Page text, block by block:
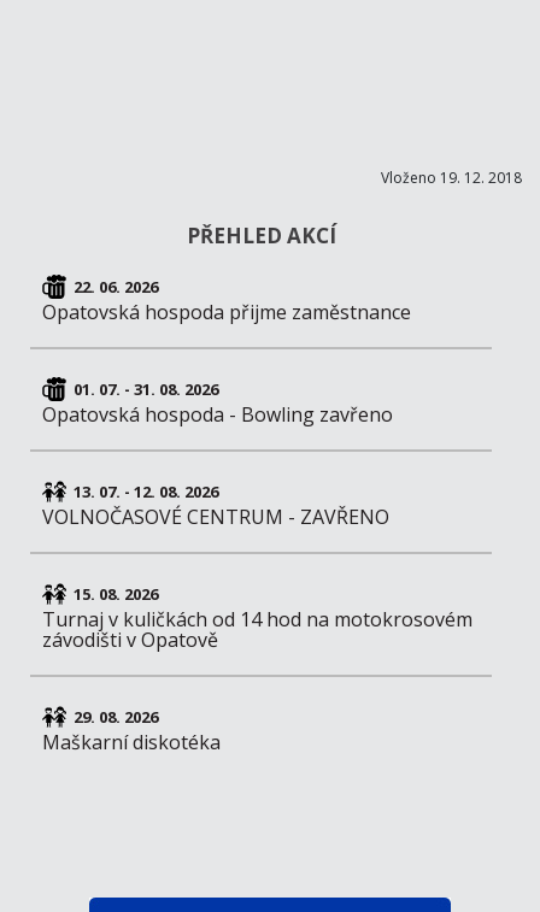
Vloženo 19. 12. 2018
PŘEHLED AKCÍ
22. 06. 2026
Opatovská hospoda přijme zaměstnance
01. 07. - 31. 08. 2026
Opatovská hospoda - Bowling zavřeno
13. 07. - 12. 08. 2026
VOLNOČASOVÉ CENTRUM - ZAVŘENO
15. 08. 2026
Turnaj v kuličkách od 14 hod na motokrosovém
závodišti v Opatově
29. 08. 2026
Maškarní diskotéka